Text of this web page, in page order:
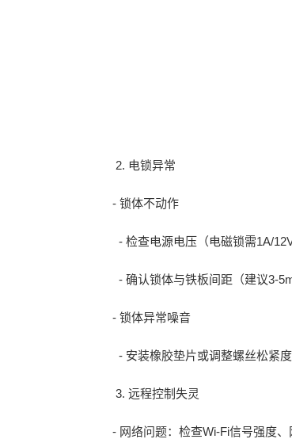
2. 电锁异常
- 锁体不动作
- 检查电源电压（电磁锁需1A/
- 确认锁体与铁板间距（建议3-
- 锁体异常噪音
- 安装橡胶垫片或调整螺丝松紧度
3. 远程控制失灵
- 网络问题：检查Wi-Fi信号强度